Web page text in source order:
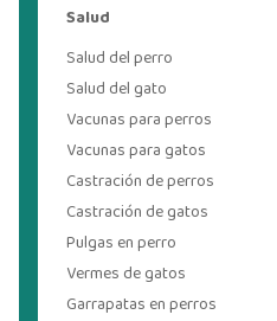
Salud
Salud del perro
Salud del gato
Vacunas para perros
Vacunas para gatos
Castración de perros
Castración de gatos
Pulgas en perro
Vermes de gatos
Garrapatas en perros